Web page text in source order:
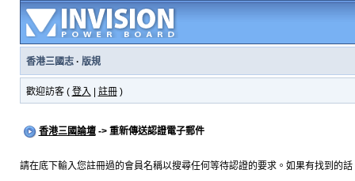
香港三國志· 版規
歡迎訪客 ( 登入 註冊)
香港三國論壇-> 重新傳送認證電子郵件
請在底下輸入您註冊過的會員名稱以搜尋任何等待認證的要求。如果有找到的